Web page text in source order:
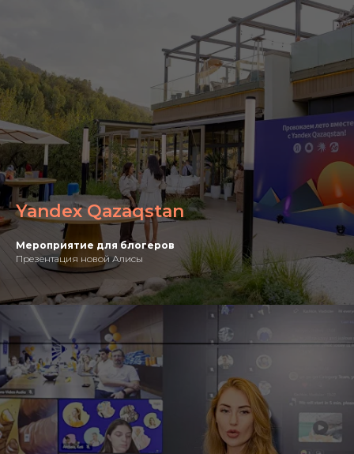
Yandex Qazaqstan
Мероприятие для блогеров
Презентация новой Алисы